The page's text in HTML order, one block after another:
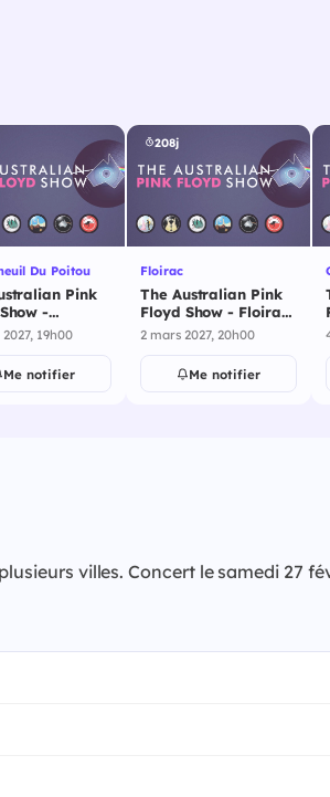
Du Poitou
Pink
-
Du
- 28 février
19h00
Me notifier
208j
Floirac
The Australian Pink
Floyd Show - Floirac
- 2 mars 2027
2 mars 2027, 20h00
Me notifier
villes. Concert le samedi 27